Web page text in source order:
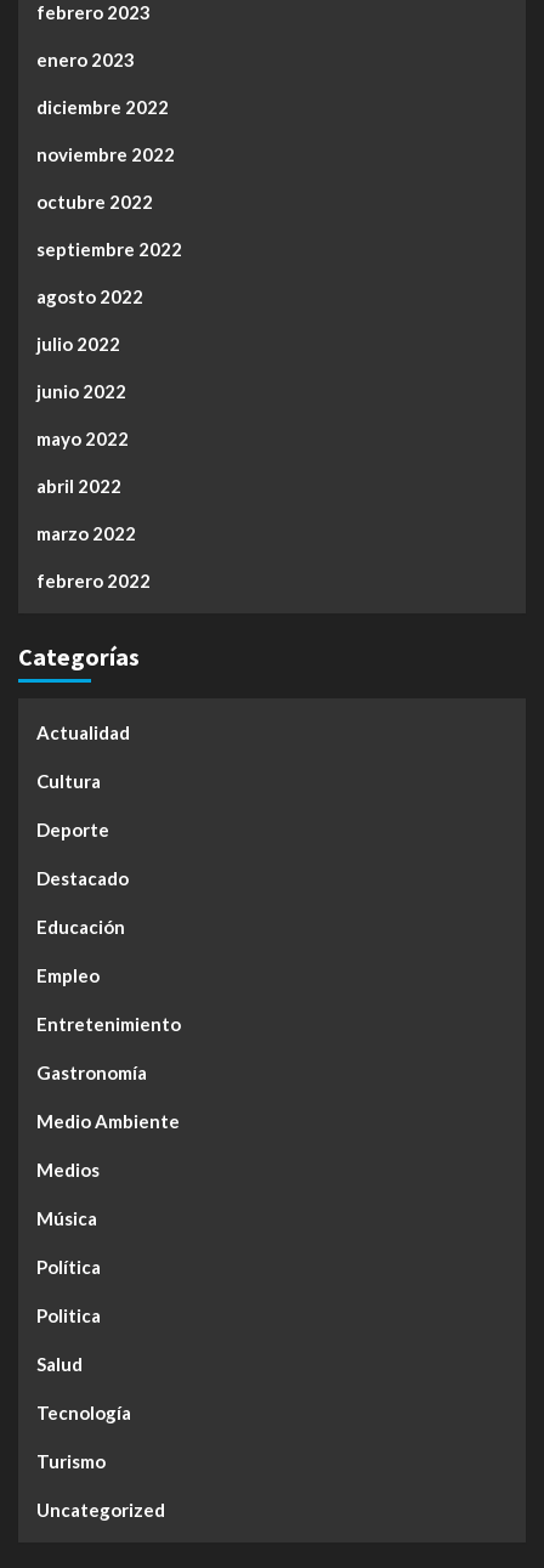
febrero 2023
enero 2023
diciembre 2022
noviembre 2022
octubre 2022
septiembre 2022
agosto 2022
julio 2022
junio 2022
mayo 2022
abril 2022
marzo 2022
febrero 2022
Categorías
Actualidad
Cultura
Deporte
Destacado
Educación
Empleo
Entretenimiento
Gastronomía
Medio Ambiente
Medios
Música
Política
Politica
Salud
Tecnología
Turismo
Uncategorized